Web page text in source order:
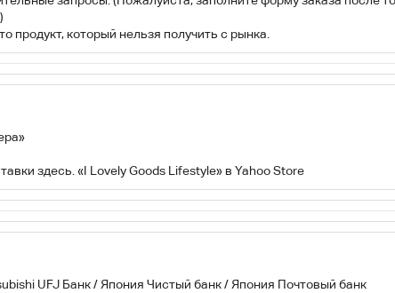
продукт, который нельзя получить с рынка.
здесь. «I Lovely Goods Lifestyle» в Yahoo Store
UFJ Банк / Япония Чистый банк / Япония Почтовый банк